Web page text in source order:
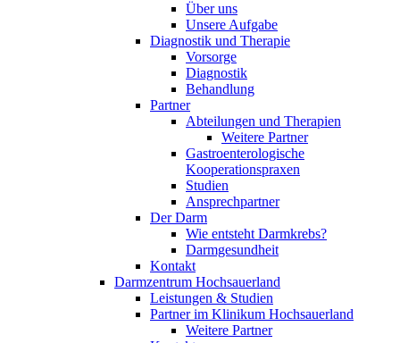
Über uns
Unsere Aufgabe
Diagnostik und Therapie
Vorsorge
Diagnostik
Behandlung
Partner
Abteilungen und Therapien
Weitere Partner
Gastroenterologische
Kooperationspraxen
Studien
Ansprechpartner
Der Darm
Wie entsteht Darmkrebs?
Darmgesundheit
Kontakt
Darmzentrum Hochsauerland
Leistungen & Studien
Partner im Klinikum Hochsauerland
Weitere Partner